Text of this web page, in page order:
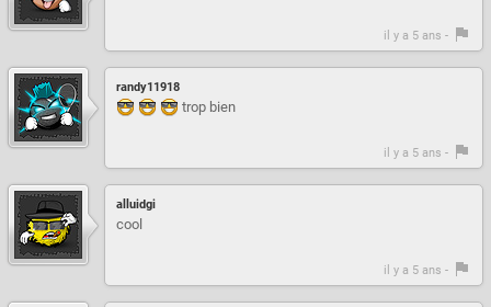
il y a 5 ans -
randy11918
trop bien
il y a 5 ans -
alluidgi
cool
il y a 5 ans -